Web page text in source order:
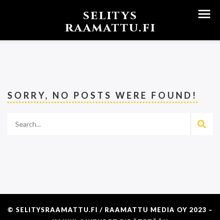
selitys
raamattu.fi
SORRY, NO POSTS WERE FOUND!
© SELITYSRAAMATTU.FI / RAAMATTU MEDIA OY 2023 –